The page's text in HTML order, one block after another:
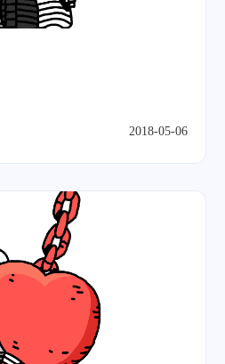
2018-05-06